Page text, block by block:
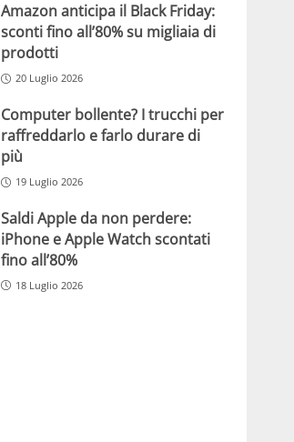
Amazon anticipa il Black Friday:
sconti fino all’80% su migliaia di
prodotti
20 Luglio 2026
Computer bollente? I trucchi per
raffreddarlo e farlo durare di
più
19 Luglio 2026
Saldi Apple da non perdere:
iPhone e Apple Watch scontati
fino all’80%
18 Luglio 2026